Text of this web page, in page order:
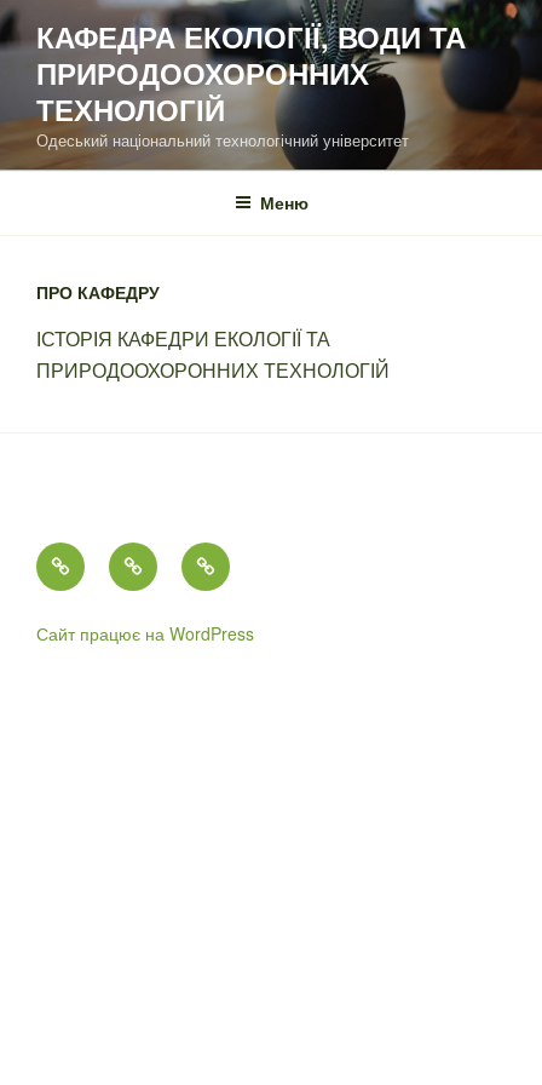
Перейти
до
вмісту
КАФЕДРА ЕКОЛОГІЇ, ВОДИ ТА
ПРИРОДООХОРОННИХ
ТЕХНОЛОГІЙ
Одеський національний технологічний університет
Меню
ПРО КАФЕДРУ
ІСТОРІЯ КАФЕДРИ ЕКОЛОГІЇ ТА
ПРИРОДООХОРОННИХ ТЕХНОЛОГІЙ
ГоловнаКонтактиІсторія
кафедри
води
Сайт працює на WordPress